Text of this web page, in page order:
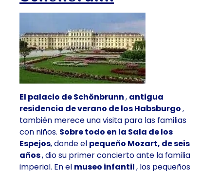
El palacio de Schönbrunn, antigua
residencia de verano de los Habsburgo,
también merece una visita para las familias
con niños. Sobre todo en la Sala de los
Espejos, donde el pequeño Mozart, de seis
años, dio su primer concierto ante la familia
imperial. En el museo infantil, los pequeños